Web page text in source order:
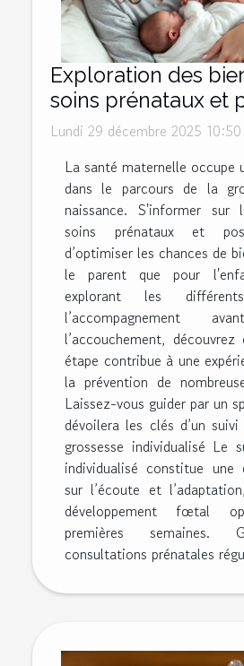
Exploration des
soins prénataux et
Lundi 29 décembre 2025 10:50
La santé maternelle occupe
dans le parcours de la
naissance. S'informer sur
soins prénataux et
d’optimiser les chances de
le parent que pour
explorant les
l’accompagnement
l’accouchement,
étape contribue à une
la prévention de
Laissez-vous guider par un
dévoilera les clés d’un
grossesse individualisé Le
individualisé constitue une
sur l’écoute et
développement fœtal
premières
consultations prénatales